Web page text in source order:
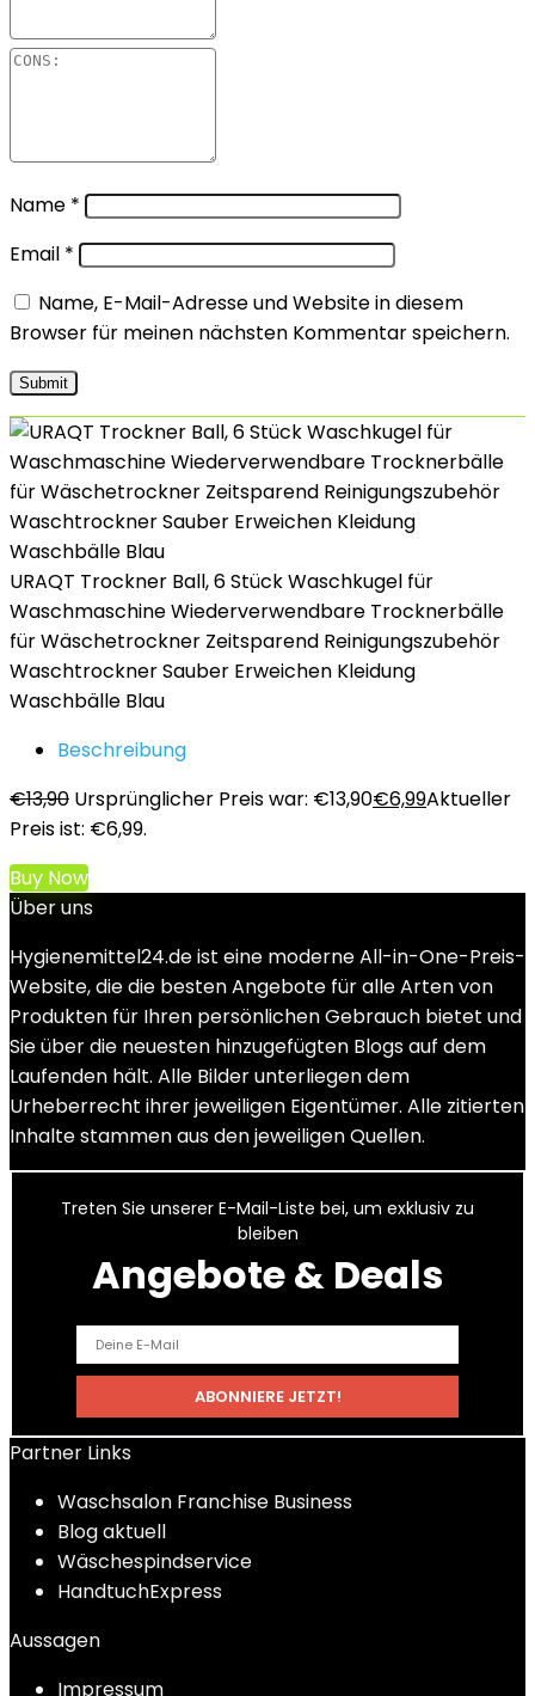
Name *
Email *
Name, E-Mail-Adresse und Website in diesem
Browser für meinen nächsten Kommentar speichern.
URAQT Trockner Ball, 6 Stück Waschkugel für
Waschmaschine Wiederverwendbare Trocknerbälle
für Wäschetrockner Zeitsparend Reinigungszubehör
Waschtrockner Sauber Erweichen Kleidung
Waschbälle Blau
Beschreibung
€13,90 Ursprünglicher Preis war: €13,90€6,99Aktueller
Preis ist: €6,99.
Buy Now
Über uns
Hygienemittel24.de ist eine moderne All-in-One-Preis-
Website, die die besten Angebote für alle Arten von
Produkten für Ihren persönlichen Gebrauch bietet und
Sie über die neuesten hinzugefügten Blogs auf dem
Laufenden hält. Alle Bilder unterliegen dem
Urheberrecht ihrer jeweiligen Eigentümer. Alle zitierten
Inhalte stammen aus den jeweiligen Quellen.
Treten Sie unserer E-Mail-Liste bei, um exklusiv zu
bleiben
Angebote & Deals
Partner Links
Waschsalon Franchise Business
Blog aktuell
Wäschespindservice
HandtuchExpress
Aussagen
Impressum